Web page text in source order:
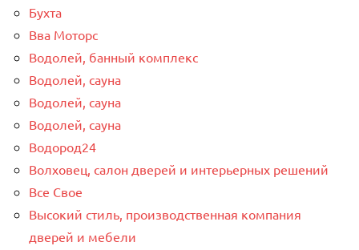
Бухта
Вва Моторс
Водолей, банный комплекс
Водолей, сауна
Водолей, сауна
Водолей, сауна
Водород24
Волховец, салон дверей и интерьерных решений
Все Свое
Высокий стиль, производственная компания
дверей и мебели